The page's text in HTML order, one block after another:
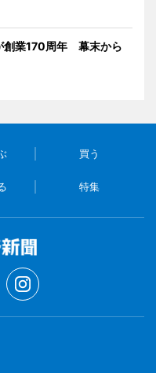
創業170周年 幕末から
買う
特集